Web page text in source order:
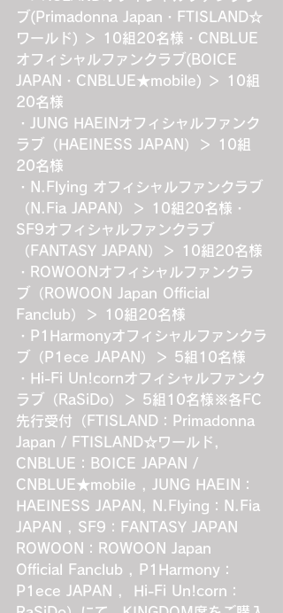
ブ(Primadonna Japan・FTISLAND☆
ワールド) ＞ 10組20名様・CNBLUE
オフィシャルファンクラブ(BOICE
JAPAN・CNBLUE★mobile) ＞ 10組
20名様
・JUNG HAEINオフィシャルファンク
ラブ（HAEINESS JAPAN）＞ 10組
20名様
・N.Flying オフィシャルファンクラブ
（N.Fia JAPAN）＞ 10組20名様・
SF9オフィシャルファンクラブ
（FANTASY JAPAN）＞ 10組20名様
・ROWOONオフィシャルファンクラ
ブ（ROWOON Japan Official
Fanclub）＞ 10組20名様
・P1Harmonyオフィシャルファンクラ
ブ（P1ece JAPAN）＞ 5組10名様
・Hi-Fi Un!cornオフィシャルファンク
ラブ（RaSiDo）＞ 5組10名様※各FC
先行受付（FTISLAND：Primadonna
Japan / FTISLAND☆ワールド,
CNBLUE：BOICE JAPAN /
CNBLUE★mobile , JUNG HAEIN：
HAEINESS JAPAN, N.Flying：N.Fia
JAPAN , SF9：FANTASY JAPAN
ROWOON：ROWOON Japan
Official Fanclub , P1Harmony：
P1ece JAPAN ,  Hi-Fi Un!corn：